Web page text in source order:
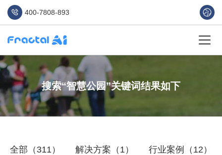
400-7808-893
搜索“智慧公园”关键词结果如下
全部（311） 解决方案（1）
行业案例（12）